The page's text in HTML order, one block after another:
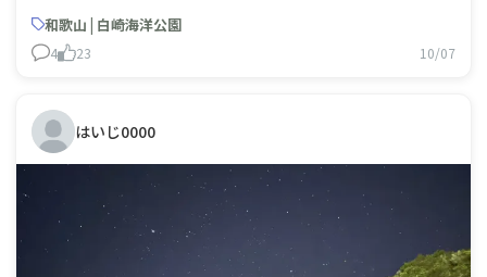
ようにするのが大変でした(主にイチャコラカップルでし
たけども)。 なんかの理由で一部エリアが閉鎖されてまし
和歌山 | 白崎海洋公園
4 23 10/07
はいじ0000